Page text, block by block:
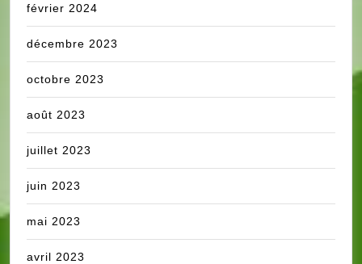
février 2024
décembre 2023
octobre 2023
août 2023
juillet 2023
juin 2023
mai 2023
avril 2023